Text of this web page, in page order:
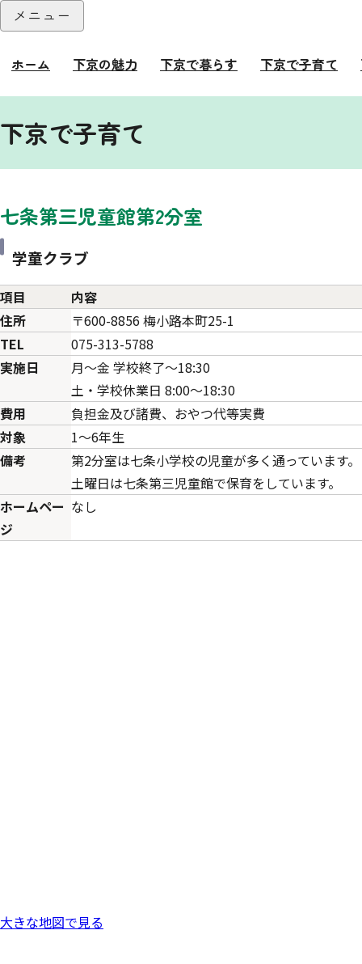
本文へ
メニュー
ホーム 下京の魅力 下京で暮らす 下京で子育て
下京で子育て
七条第三児童館第2分室
学童クラブ
項目
内容
住所
〒600-8856 梅小路本町25-1
TEL
075-313-5788
実施日
月～金 学校終了～18:30
土・学校休業日 8:00～18:30
費用
負担金及び諸費、おやつ代等実費
対象
1～6年生
備考
第2分室は七条小学校の児童が多く通っています。
土曜日は七条第三児童館で保育をしています。
ホームペー
ジ
なし
大きな地図で見る